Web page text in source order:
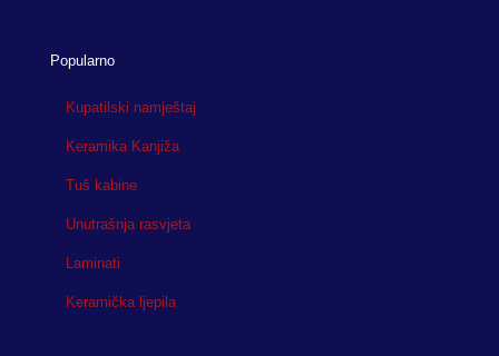
Popularno
Kupatilski namještaj
Keramika Kanjiža
Tuš kabine
Unutrašnja rasvjeta
Laminati
Keramička ljepila